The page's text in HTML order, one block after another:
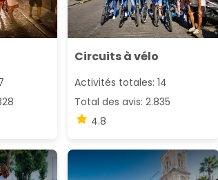
Circuits à vélo
Activités totales: 14
Total des avis: 2.835
4.8